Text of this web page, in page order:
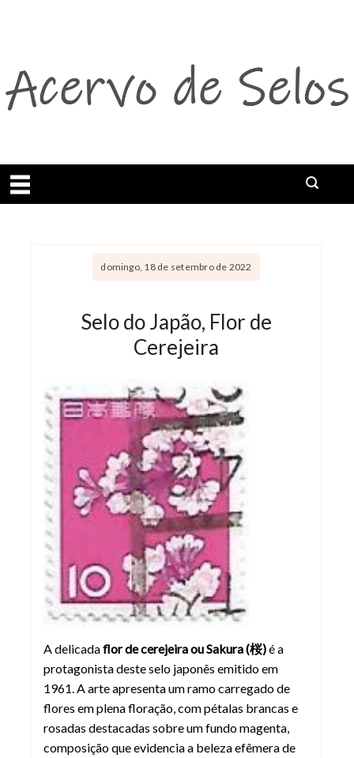
Abrir menu
domingo, 18 de setembro de 2022
Selo do Japão, Flor de
Cerejeira
Selo Japão 1961 Flor de Cerejeira
A delicadaflor de cerejeira ou Sakura (桜)é a
protagonista deste selo japonês emitido em
1961. A arte apresenta um ramo carregado de
flores em plena floração, com pétalas brancas e
rosadas destacadas sobre um fundo magenta,
composição que evidencia a beleza efêmera de